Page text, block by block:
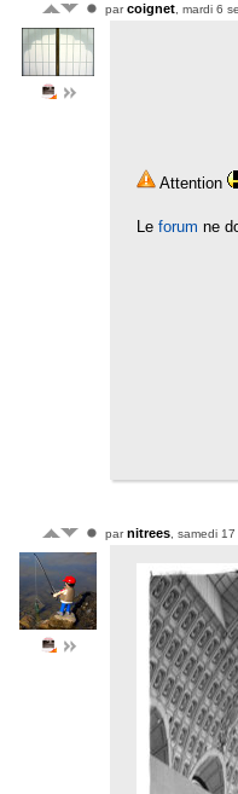
parcoignet , mardi 6
Attention
Le forum ne
parnitrees , samedi